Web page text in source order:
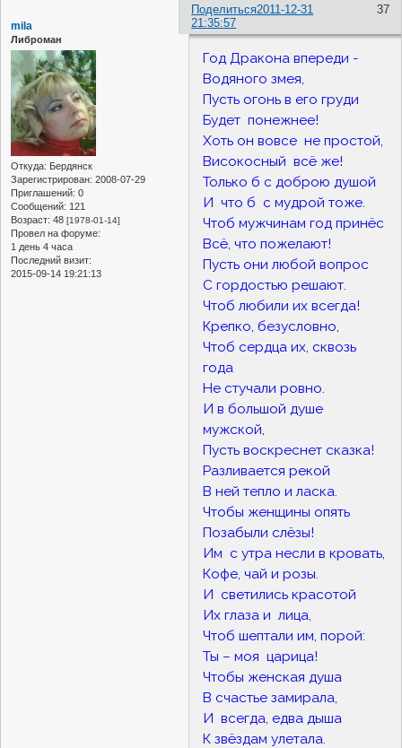
Поделиться 37
2011-12-31
21:35:57
mila
Либроман
Откуда: Бердянск
Зарегистрирован: 2008-07-29
Приглашений: 0
Сообщений: 121
Возраст: 48 [1978-01-14]
Провел на форуме:
1 день 4 часа
Последний визит:
2015-09-14 19:21:13
Год Дракона впереди -
Водяного змея,
Пусть огонь в его груди
Будет понежнее!
Хоть он вовсе не простой,
Високосный всё же!
Только б с доброю душой
И что б с мудрой тоже.
Чтоб мужчинам год принёс
Всё, что пожелают!
Пусть они любой вопрос
С гордостью решают.
Чтоб любили их всегда!
Крепко, безусловно,
Чтоб сердца их, сквозь
года
Не стучали ровно.
И в большой душе
мужской,
Пусть воскреснет сказка!
Разливается рекой
В ней тепло и ласка.
Чтобы женщины опять
Позабыли слёзы!
Им с утра несли в кровать,
Кофе, чай и розы.
И светились красотой
Их глаза и лица,
Чтоб шептали им, порой:
Ты – моя царица!
Чтобы женская душа
В счастье замирала,
И всегда, едва дыша
К звёздам улетала.